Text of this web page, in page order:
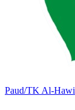
Paud/TK Al-Hawi